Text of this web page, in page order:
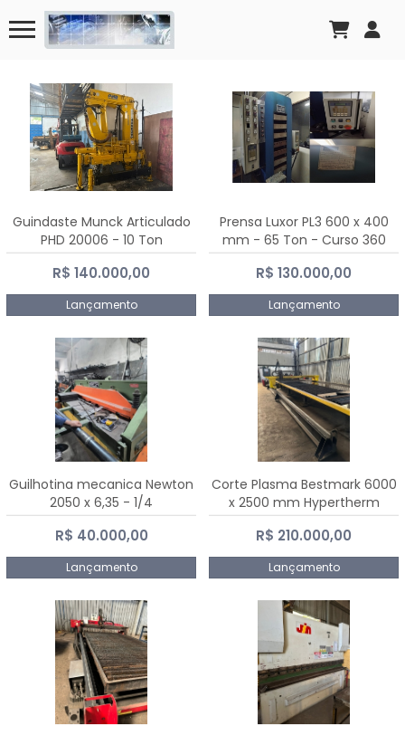
Guindaste Munck Articulado
PHD 20006 - 10 Ton
R$ 140.000,00
Lançamento
Prensa Luxor PL3 600 x 400
mm - 65 Ton - Curso 360
mm
R$ 130.000,00
Lançamento
Guilhotina mecanica Newton
2050 x 6,35 - 1/4
R$ 40.000,00
Lançamento
Corte Plasma Bestmark 6000
x 2500 mm Hypertherm
MaxPro 200
R$ 210.000,00
Lançamento